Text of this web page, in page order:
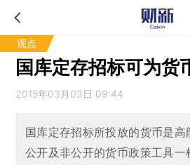
观点
国库定存招标可为货
2015年03月03日 09:44
国库定存招标所投放的货币是
公开及非公开的货币政策工具